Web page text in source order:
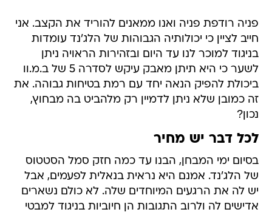
פניה רודפת פניה ואנו ממאנים להוריד את הקצב. אני
חייב לציין כי יכולותיה הגבוהות של הלג'נד עומדות
בניגוד למוכר לנו עד היום ובזהירות הראויה ניתן
לשער כי היא תיתן מאבק עיקש לסדרה 5 של ב.מ.וו
ביכולת להפיק הנאה יחד עם רמת בטיחות גבוהה. את
זה כמובן שלא ניתן לדמיין רק מלהביט בה מבחוץ,
נכון?
לכל דבר יש מחיר
בסיום ימי המבחן, הבנו עד כמה חזק סמל הסטטוס
של הלג'נד. אמנם היא נראית בנאלית לפעמים, אבל
יש לה את הרגעים המיוחדים שלה. לא כולם נשארים
אדישים לה ולרוב התגובות הן חיוביות בניגוד למבטי